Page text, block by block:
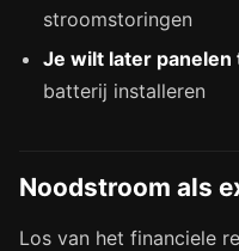
stroomstoringen
Je wilt later panelen
batterij installeren
Noodstroom als
Los van het financiele